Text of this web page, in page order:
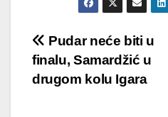
Post
navigation
Pudar neće biti u
finalu, Samardžić u
drugom kolu Igara